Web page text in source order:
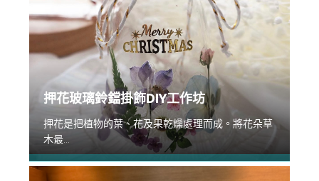
押花玻璃鈴鐺掛飾DIY工作坊
押花是把植物的葉、花及果乾燥處理而成。將花朵草
木最...